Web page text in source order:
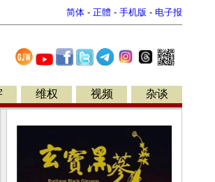
简体 - 正體 - 手机版 - 电子报
维权 视频 杂谈